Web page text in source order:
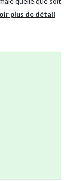
une eau toujours
de toutes les
et confort,
privilégié pour
de votre
plus de détail